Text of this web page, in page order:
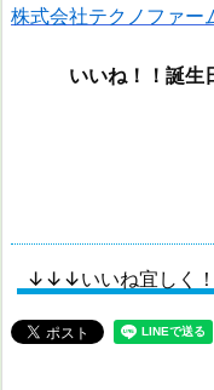
株式会社テクノファー
いいね！！誕生日
↓↓↓いいね宜しく